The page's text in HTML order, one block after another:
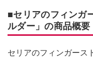
■セリアのフィンガ
ルダー」の商品概要
セリアのフィンガース